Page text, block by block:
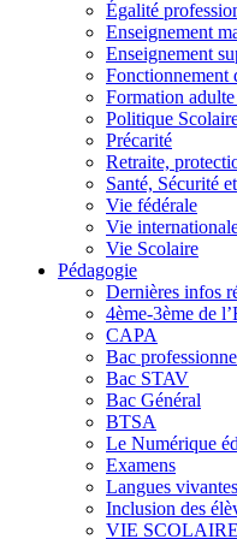
Égalité
Enseignement
Enseignement
Fonctionnement
Formation
Politique
Précarité
Retraite,
Santé, Sécurité
Vie fédérale
Vie
Vie Scolaire
Pédagogie
Dernières infos
4ème-3ème de
CAPA
Bac
Bac STAV
Bac Général
BTSA
Le Numérique
Examens
Langues vivantes
Inclusion des
VIE SCOLAIRE